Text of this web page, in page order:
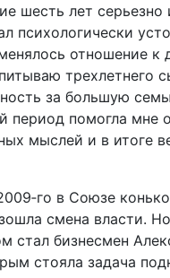
шесть лет серьезно
психологически
отношение к
трехлетнего
за большую
период помогла мне
мыслей и в итоге
в Союзе
смена власти.
стал бизнесмен
стояла задача